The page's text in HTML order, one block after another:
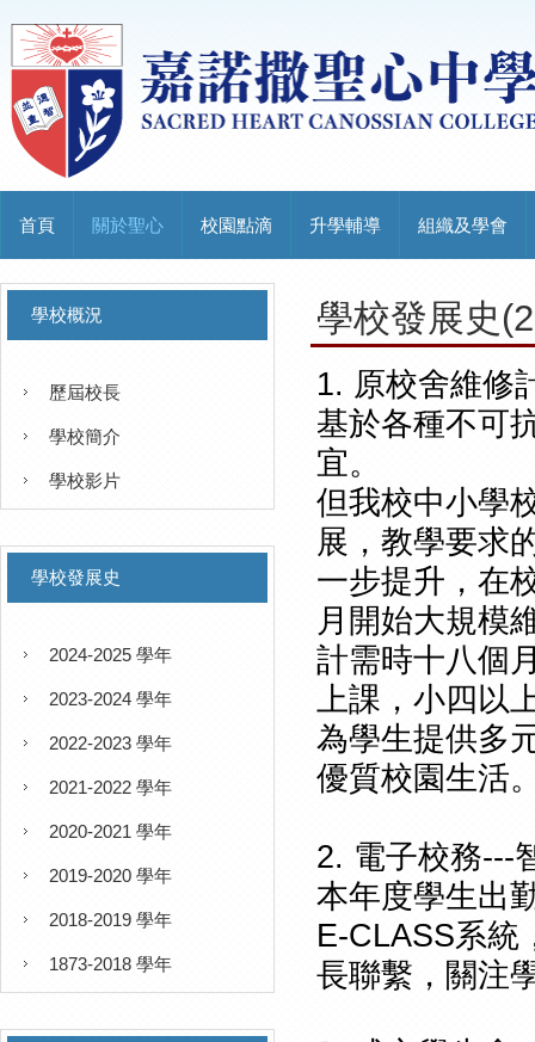
首頁 關於聖心 校園點滴 升學輔導 組織及學會
學校概況
歷屆校長
學校簡介
學校影片
學校發展史
2024-2025 學年
2023-2024 學年
2022-2023 學年
2021-2022 學年
2020-2021 學年
2019-2020 學年
2018-2019 學年
1873-2018 學年
學校發展史
1. 原校舍維修
基於各種不可
宜。
但我校中小學
展，教學要求
一步提升，在
月開始大規模
計需時十八個
上課，小四以
為學生提供多
優質校園生活
2. 電子校務---
本年度學生出
E-CLASS系統
長聯繫，關注